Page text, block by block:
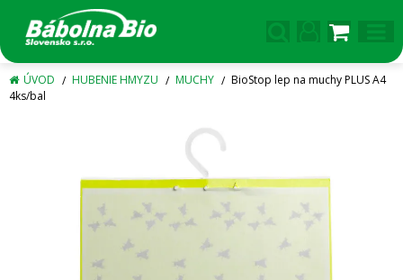
ÚVOD HUBENIE HMYZU MUCHY
BioStop lep na muchy PLUS A4
4ks/bal